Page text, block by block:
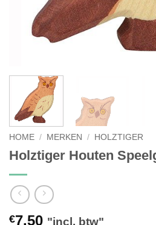
HOME / MERKEN / HOLZTIGER
Holztiger Houten
€7.50 "incl. btw"